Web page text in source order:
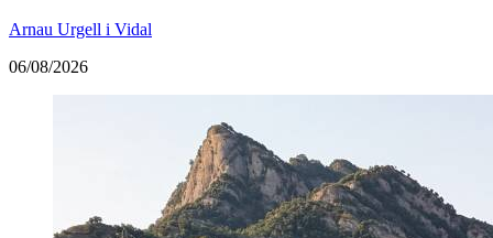
Arnau Urgell i Vidal
06/08/2026